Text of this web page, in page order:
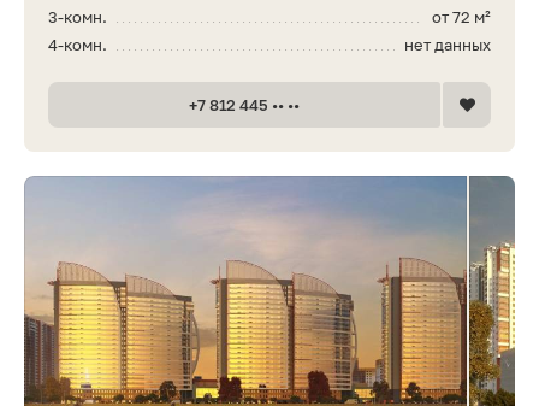
от 72 м²
3-комн.
нет данных
4-комн.
+7 812 445 •• ••